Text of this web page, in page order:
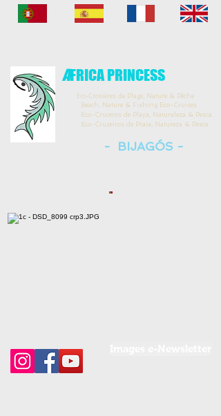
AFRICA PRINCESS
Eco-C rosières de Plage, Nature & Pêche
Beach, Nature & Fishing Eco-Cruises
Eco-Cruceros de Playa, Naturaleza & Pesca
Eco-Cruzeiros de Praia, Natureza & Pesca
- BIJAGÓS -